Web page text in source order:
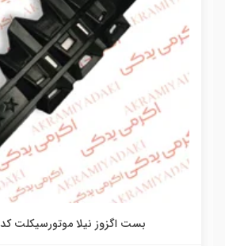
بست اگزوز نیلا موتورسیکلت کد 33501652